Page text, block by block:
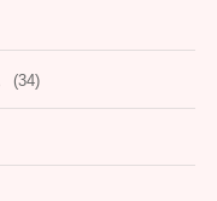
(34)